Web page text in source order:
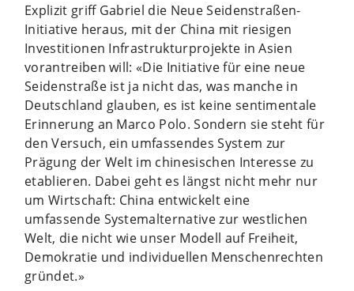
Explizit griff Gabriel die Neue Seidenstraßen-
Initiative heraus, mit der China mit riesigen
Investitionen Infrastrukturprojekte in Asien
vorantreiben will: «Die Initiative für eine neue
Seidenstraße ist ja nicht das, was manche in
Deutschland glauben, es ist keine sentimentale
Erinnerung an Marco Polo. Sondern sie steht für
den Versuch, ein umfassendes System zur
Prägung der Welt im chinesischen Interesse zu
etablieren. Dabei geht es längst nicht mehr nur
um Wirtschaft: China entwickelt eine
umfassende Systemalternative zur westlichen
Welt, die nicht wie unser Modell auf Freiheit,
Demokratie und individuellen Menschenrechten
gründet.»